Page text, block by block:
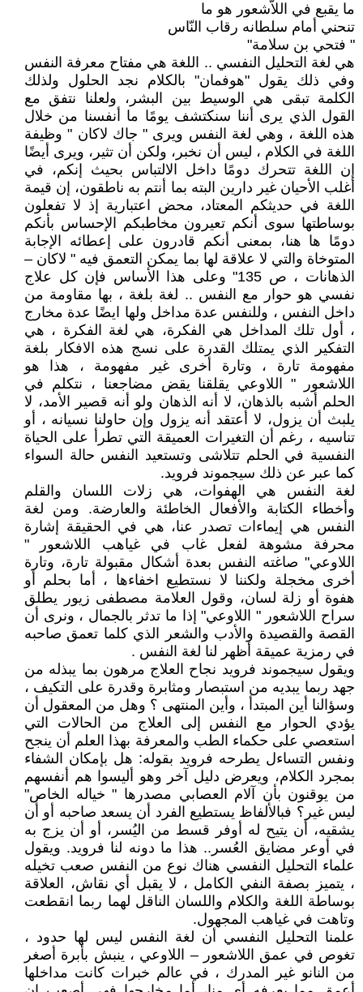
ما يقبع في اللاّشعور هو ما
تنحني أمام سلطانه رقاب النّاس
" فتحي بن سلامة"
هي لغة التحليل النفسي .. اللغة هي مفتاح معرفة النفس
وفي ذلك يقول "هوفمان" بالكلام نجد الحلول ولذلك
الكلمة تبقى هي الوسيط بين البشر، ولعلنا نتفق مع
القول الذي يرى أننا سنكتشف يومًا ما أنفسنا من خلال
هذه اللغة ، وهي لغة النفس ويرى " جاك لاكان " وظيفة
اللغة في الكلام ، ليس أن نخبر، ولكن أن تثير، ويرى أيضًا
إن اللغة تتحرك دومًا داخل الالتباس بحيث إنكم، في
أغلب الأحيان غير دارين البته بما أنتم به ناطقون، إن قيمة
اللغة في حديثكم المعتاد، محض اعتبارية إذ لا تفعلون
بوساطتها سوى أنكم تعيرون مخاطبكم الإحساس بأنكم
دومًا ها هنا، بمعنى أنكم قادرون على إعطائه الإجابة
المتوخاة والتي لا علاقة لها بما يمكن التعمق فيه " لاكان –
الذهانات ، ص 135" وعلى هذا الأساس فإن كل علاج
نفسي هو حوار مع النفس .. لغة بلغة ، بها مقاومة من
داخل النفس ، وللنفس عدة مداخل ولها ايضًا عدة مخارج
، أول تلك المداخل هي الفكرة، هي لغة الفكرة ، هي
التفكير الذي يمتلك القدرة على نسج هذه الافكار بلغة
مفهومة تارة ، وتارة أخرى غير مفهومة ، هذا هو
اللاشعور " اللاوعي يقلقنا يقض مضاجعنا ، نتكلم في
الحلم أشبه بالذهان، لا أنه الذهان ولو أنه قصير الأمد، لا
يلبث أن يزول، لا أعتقد أنه يزول وإن حاولنا نسيانه ، أو
تناسيه ، رغم أن التغيرات العميقة التي تطرأ على الحياة
النفسية في الحلم تتلاشى وتستعيد النفس حالة السواء
كما عبر عن ذلك سيجموند فرويد.
لغة النفس هي الهفوات، هي زلات اللسان والقلم
وأخطاء الكتابة والأفعال الخاطئة والعارضة. ومن لغة
النفس هي إيماءات تصدر عنا، هي في الحقيقة إشارة
محرفة مشوهة لفعل غاب في غياهب اللاشعور "
اللاوعي" صاغته النفس بعدة أشكال مقبولة تارة، وتارة
أخرى مخجلة ولكننا لا نستطيع اخفاءها ، أما بحلم أو
هفوة أو زلة لسان، وقول العلامة مصطفى زيور يطلق
سراح اللاشعور " اللاوعي" إذا ما تدثر بالجمال ، ونرى أن
القصة والقصيدة والأدب والشعر الذي كلما تعمق صاحبه
في رمزية عميقة أظهر لنا لغة النفس .
ويقول سيجموند فرويد نجاح العلاج مرهون بما يبذله من
جهد ربما يبديه من استبصار ومثابرة وقدرة على التكيف ،
وسؤالنا أين المبتدأ ، وأين المنتهى ؟ وهل من المعقول أن
يؤدي الحوار مع النفس إلى العلاج من الحالات التي
استعصي على حكماء الطب والمعرفة بهذا العلم أن ينجح
ونفس التساءل يطرحه فرويد بقوله: هل بإمكان الشفاء
بمجرد الكلام، ويعرض دليل آخر وهو أليسوا هم أنفسهم
من يوقنون بأن آلام العصابي مصدرها " خياله الخاص"
ليس غير؟ فبالألفاظ يستطيع الفرد أن يسعد صاحبه أو أن
يشقيه، أن يتيح له أوفر قسط من اليُسر، أو أن يزج به
في أوعر مضايق العُسر.. هذا ما دونه لنا فرويد. ويقول
علماء التحليل النفسي هناك نوع من النفس صعب تخيله
، يتميز بصفة النفي الكامل ، لا يقبل أي نقاش، العلاقة
بوساطة اللغة والكلام واللسان الناقل لهما ربما انقطعت
وتاهت في غياهب المجهول.
علمنا التحليل النفسي أن لغة النفس ليس لها حدود ،
تغوص في عمق اللاشعور – اللاوعي ، ينبش بأبرة أصغر
من النانو غير المدرك ، في عالم خبرات كانت مداخلها